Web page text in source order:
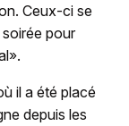
Ceux-ci se
pour
il a été placé
depuis les